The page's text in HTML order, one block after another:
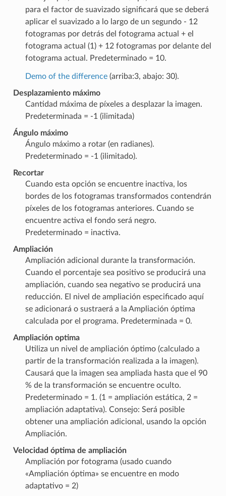
para el factor de suavizado significará que se deberá
aplicar el suavizado a lo largo de un segundo - 12
fotogramas por detrás del fotograma actual + el
fotograma actual (1) + 12 fotogramas por delante del
fotograma actual. Predeterminado = 10.
Demo of the difference(arriba:3, abajo: 30).
Desplazamiento máximo
Cantidad máxima de píxeles a desplazar la imagen.
Predeterminada = -1 (ilimitada)
Ángulo máximo
Ángulo máximo a rotar (en radianes).
Predeterminado = -1 (ilimitado).
Recortar
Cuando esta opción se encuentre inactiva, los
bordes de los fotogramas transformados contendrán
píxeles de los fotogramas anteriores. Cuando se
encuentre activa el fondo será negro.
Predeterminado = inactiva.
Ampliación
Ampliación adicional durante la transformación.
Cuando el porcentaje sea positivo se producirá una
ampliación, cuando sea negativo se producirá una
reducción. El nivel de ampliación especificado aquí
se adicionará o sustraerá a la Ampliación óptima
calculada por el programa. Predeterminada = 0.
Ampliación optima
Utiliza un nivel de ampliación óptimo (calculado a
partir de la transformación realizada a la imagen).
Causará que la imagen sea ampliada hasta que el 90
% de la transformación se encuentre oculto.
Predeterminado = 1. (1 = ampliación estática, 2 =
ampliación adaptativa). Consejo: Será posible
obtener una ampliación adicional, usando la opción
Ampliación.
Velocidad óptima de ampliación
Ampliación por fotograma (usado cuando
«Ampliación óptima» se encuentre en modo
adaptativo = 2)